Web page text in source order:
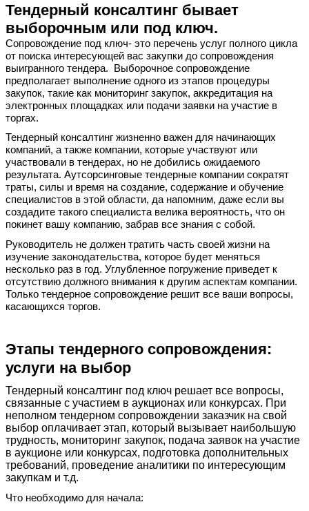
Тендерный консалтинг бывает
выборочным или под ключ.
Сопровождение под ключ- это перечень услуг полного цикла
от поиска интересующей вас закупки до сопровождения
выигранного тендера. Выборочное сопровождение
предполагает выполнение одного из этапов процедуры
закупок, такие как мониторинг закупок, аккредитация на
электронных площадках или подачи заявки на участие в
торгах.
Тендерный консалтинг жизненно важен для начинающих
компаний, а также компании, которые участвуют или
участвовали в тендерах, но не добились ожидаемого
результата. Аутсорсинговые тендерные компании сократят
траты, силы и время на создание, содержание и обучение
специалистов в этой области, да напомним, даже если вы
создадите такого специалиста велика вероятность, что он
покинет вашу компанию, забрав все знания с собой.
Руководитель не должен тратить часть своей жизни на
изучение законодательства, которое будет меняться
несколько раз в год. Углубленное погружение приведет к
отсутствию должного внимания к другим аспектам компании.
Только тендерное сопровождение решит все ваши вопросы,
касающихся торгов.
Этапы тендерного сопровождения:
услуги на выбор
Тендерный консалтинг под ключ решает все вопросы,
связанные с участием в аукционах или конкурсах. При
неполном тендерном сопровождении заказчик на свой
выбор оплачивает этап, который вызывает наибольшую
трудность, мониторинг закупок, подача заявок на участие
в аукционе или конкурсах, подготовка дополнительных
требований, проведение аналитики по интересующим
закупкам и т.д.
Что необходимо для начала: